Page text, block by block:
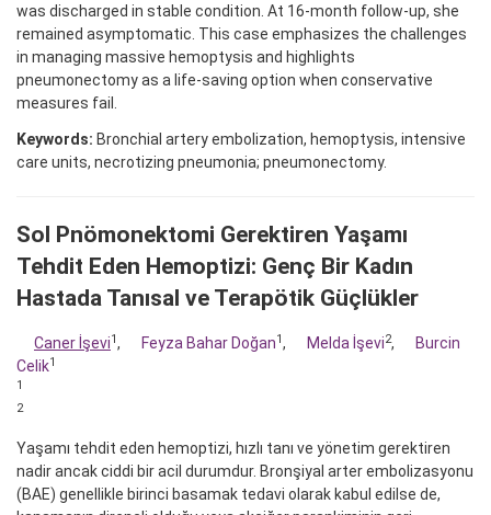
was discharged in stable condition. At 16-month follow-up, she
remained asymptomatic. This case emphasizes the challenges
in managing massive hemoptysis and highlights
pneumonectomy as a life-saving option when conservative
measures fail.
Keywords: Bronchial artery embolization, hemoptysis, intensive
care units, necrotizing pneumonia; pneumonectomy.
Sol Pnömonektomi Gerektiren Yaşamı
Tehdit Eden Hemoptizi: Genç Bir Kadın
Hastada Tanısal ve Terapötik Güçlükler
Caner İşevi1, Feyza Bahar Doğan1, Melda İşevi2,
Burcin
Celik1
1
2
Yaşamı tehdit eden hemoptizi, hızlı tanı ve yönetim gerektiren
nadir ancak ciddi bir acil durumdur. Bronşiyal arter embolizasyonu
(BAE) genellikle birinci basamak tedavi olarak kabul edilse de,